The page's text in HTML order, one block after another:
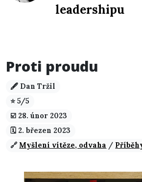
leadershipu
Proti proudu
🖋️ Dan Tržil
⭐ 5/5
☑️️ 28. únor 2023
🗓️ 2. březen 2023
🔗 Myšlení vítěze, odvaha /